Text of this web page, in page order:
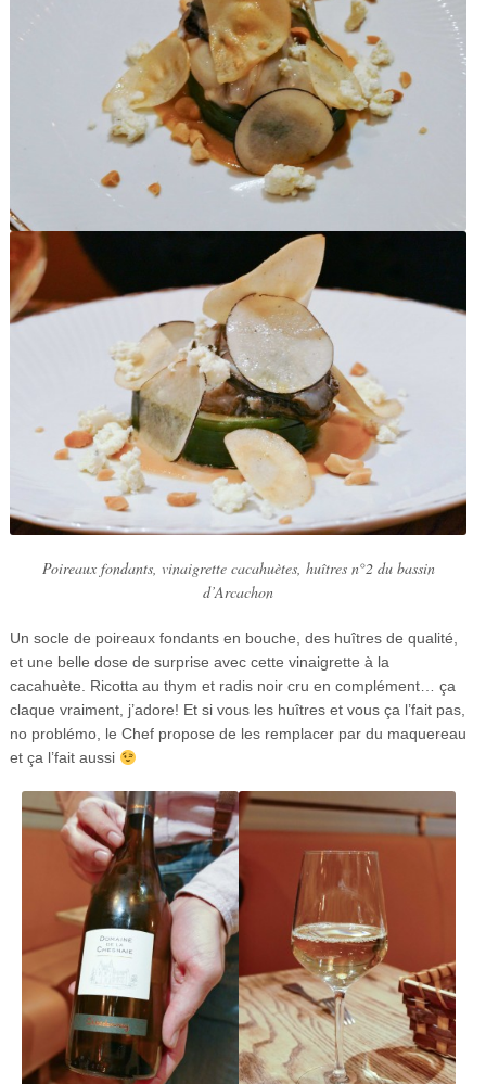
Poireaux fondants, vinaigrette cacahuètes, huîtres n°2 du bassin
d’Arcachon
Un socle de poireaux fondants en bouche, des huîtres de qualité,
et une belle dose de surprise avec cette vinaigrette à la
cacahuète. Ricotta au thym et radis noir cru en complément… ça
claque vraiment, j’adore! Et si vous les huîtres et vous ça l’fait pas,
no problémo, le Chef propose de les remplacer par du maquereau
et ça l’fait aussi